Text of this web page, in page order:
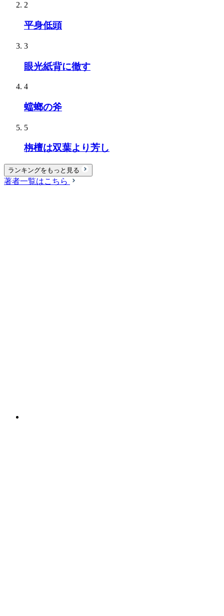
2
平身低頭
3
眼光紙背に徹す
4
蟷螂の斧
5
栴檀は双葉より芳し
ランキングをもっと見る
著者一覧はこちら